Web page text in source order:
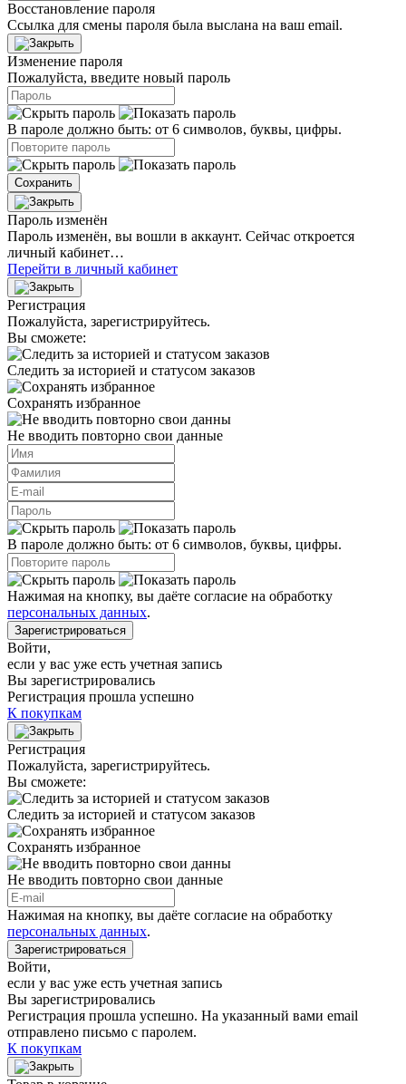
Восстановление пароля
Ссылка для смены пароля была выслана на ваш email.
Изменение пароля
Пожалуйста, введите новый пароль
В пароле должно быть: от 6 символов, буквы, цифры.
Сохранить
Пароль изменён
Пароль изменён, вы вошли в аккаунт. Сейчас откроется
личный кабинет…
Перейти в личный кабинет
Регистрация
Пожалуйста, зарегистрируйтесь.
Вы сможете:
Следить за историей и статусом заказов
Сохранять избранное
Не вводить повторно свои данные
В пароле должно быть: от 6 символов, буквы, цифры.
Нажимая на кнопку, вы даёте согласие на обработку
персональных данных.
Зарегистрироваться
Войти,
если у вас уже есть учетная запись
Вы зарегистрировались
Регистрация прошла успешно
К покупкам
Регистрация
Пожалуйста, зарегистрируйтесь.
Вы сможете:
Следить за историей и статусом заказов
Сохранять избранное
Не вводить повторно свои данные
Нажимая на кнопку, вы даёте согласие на обработку
персональных данных.
Зарегистрироваться
Войти,
если у вас уже есть учетная запись
Вы зарегистрировались
Регистрация прошла успешно. На указанный вами email
отправлено письмо с паролем.
К покупкам